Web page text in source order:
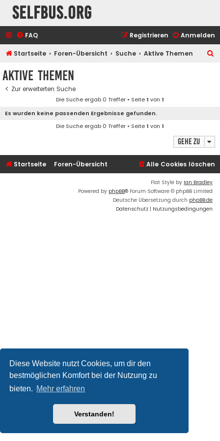
Diese Website nutzt Cookies, um dir den
bestmöglichen Komfort bei der Nutzung zu
bieten. Mehr erfahren
Verstanden!
selfbus.org
FAQ Anmelden
Registrieren
Startseite Foren-Übersicht Suche Aktive Themen
Aktive Themen
Zur erweiterten Suche
Die Suche ergab 0 Treffer • Seite1 von 1
Es wurden keine passenden Ergebnisse gefunden.
Die Suche ergab 0 Treffer • Seite1 von 1
Gehe zu
Startseite Foren-Übersicht Alle Cookies löschen
Flat Style by Ian Bradley
Powered by phpBB® Forum Software © phpBB Limited
Deutsche Übersetzung durch phpBB.de
Datenschutz | Nutzungsbedingungen